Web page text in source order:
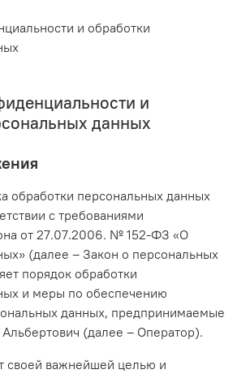
и обработки
и
данных
обработки персональных данных
с требованиями
от 27.07.2006. № 152-ФЗ «О
(далее – Закон о персональных
порядок обработки
и меры по обеспечению
данных, предпринимаемые
(далее – Оператор).
своей важнейшей целью и